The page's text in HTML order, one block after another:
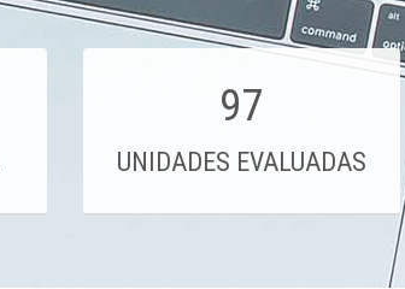
97
UNIDADES EVALUADAS